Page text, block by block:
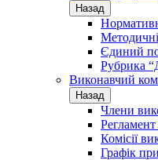
Назад
Методичні
Єдиний
Рубрика
Виконавчий
Назад
Члени
Комісії
Графік